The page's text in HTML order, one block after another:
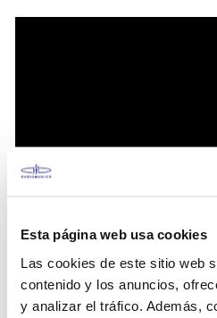
Esta página web usa cookies
Las cookies de este sitio web
contenido y los anuncios,
y analizar el tráfico. Además,